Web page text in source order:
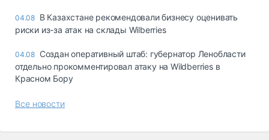
04.08 В Казахстане рекомендовали бизнесу оценивать
риски из-за атак на склады Wilberries
04.08 Создан оперативный штаб: губернатор Ленобласти
отдельно прокомментировал атаку на Wildberries в
Красном Бору
Все новости